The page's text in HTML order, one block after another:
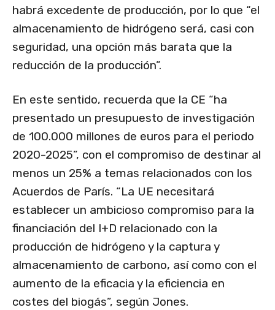
habrá excedente de producción, por lo que “el
almacenamiento de hidrógeno será, casi con
seguridad, una opción más barata que la
reducción de la producción”.
En este sentido, recuerda que la CE “ha
presentado un presupuesto de investigación
de 100.000 millones de euros para el periodo
2020-2025”, con el compromiso de destinar al
menos un 25% a temas relacionados con los
Acuerdos de París. “La UE necesitará
establecer un ambicioso compromiso para la
financiación del I+D relacionado con la
producción de hidrógeno y la captura y
almacenamiento de carbono, así como con el
aumento de la eficacia y la eficiencia en
costes del biogás”, según Jones.